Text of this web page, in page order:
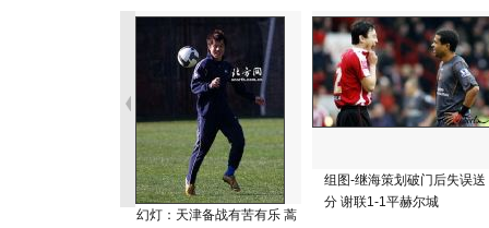
幻灯：天津备战有苦有乐 蒿
组图-继海策划破门后失误送
分 谢联1-1平赫尔城